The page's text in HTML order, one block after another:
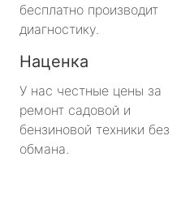
бесплатно производит
диагностику.
Наценка
У нас честные цены за
ремонт садовой и
бензиновой техники без
обмана.